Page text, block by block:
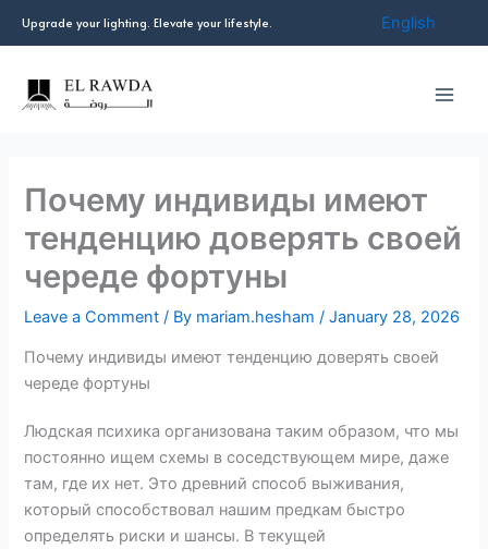
Upgrade your lighting. Elevate your lifestyle. English
Почему индивиды имеют
тенденцию доверять своей
череде фортуны
Leave a Comment / By mariam.hesham/January 28, 2026
Почему индивиды имеют тенденцию доверять своей
череде фортуны
Людская психика организована таким образом, что мы
постоянно ищем схемы в соседствующем мире, даже
там, где их нет. Это древний способ выживания,
который способствовал нашим предкам быстро
определять риски и шансы. В текущей